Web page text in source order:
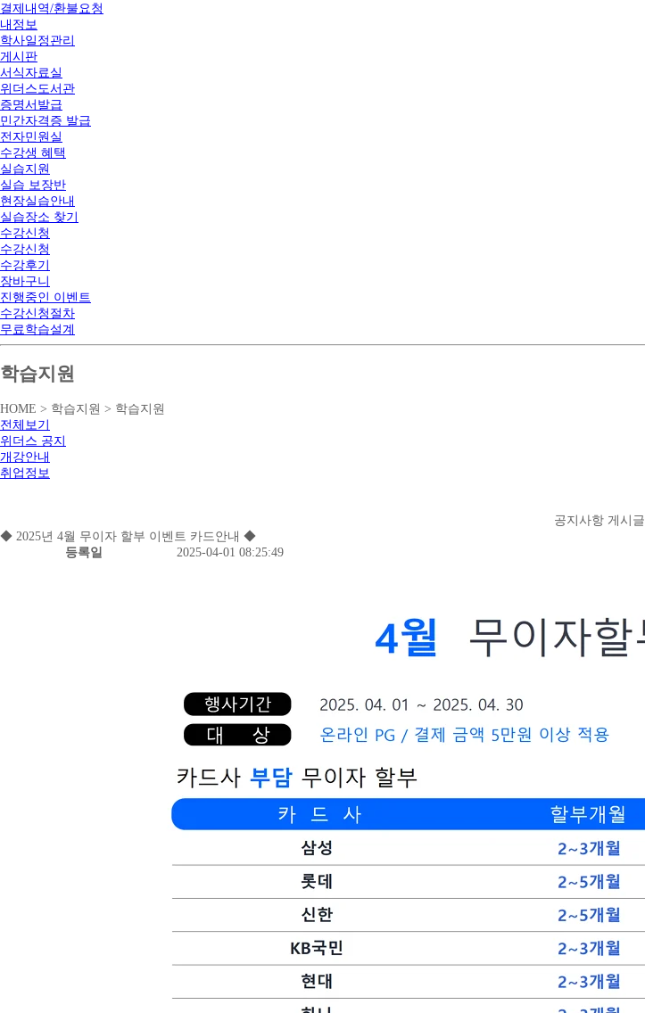
결제내역/환불요청
내정보
학사일정관리
게시판
서식자료실
위더스도서관
증명서발급
민간자격증 발급
전자민원실
수강생 혜택
실습지원
실습 보장반
현장실습안내
실습장소 찾기
수강신청
수강신청
수강후기
장바구니
진행중인 이벤트
수강신청절차
무료학습설계
학습지원
HOME > 학습지원 > 학습지원
전체보기
위더스 공지
개강안내
취업정보
공지사항 게시글
◆ 2025년 4월 무이자 할부 이벤트 카드안내 ◆
등록일
2025-04-01 08:25:49